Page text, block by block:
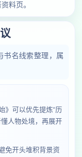
料页。
书名线索整理，属
》可以优先提炼“历
人物处境，再展开
免开头堆积背景资